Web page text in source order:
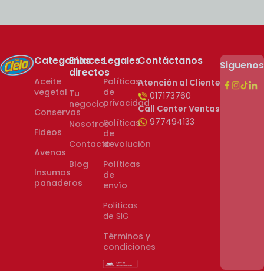
Categorías
Aceite
vegetal
Conservas
Fideos
Avenas
Insumos
panaderos
Enlaces
directos
Tu
negocio
Nosotros
Contacto
Blog
Legales
Políticas
de
privacidad
Políticas
de
devolución
Políticas
de
envío
Políticas
de SIG
Términos y
condiciones
Siguenos
Contáctanos
Atención al Cliente
017173760
Call Center Ventas
977494133